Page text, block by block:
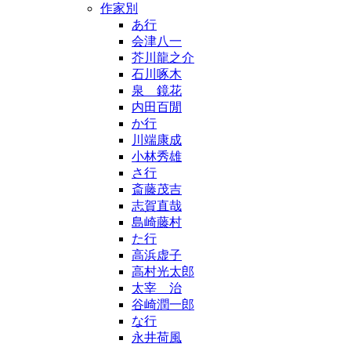
作家別
あ行
会津八一
芥川龍之介
石川啄木
泉 鏡花
内田百閒
か行
川端康成
小林秀雄
さ行
斎藤茂吉
志賀直哉
島崎藤村
た行
高浜虚子
高村光太郎
太宰 治
谷崎潤一郎
な行
永井荷風